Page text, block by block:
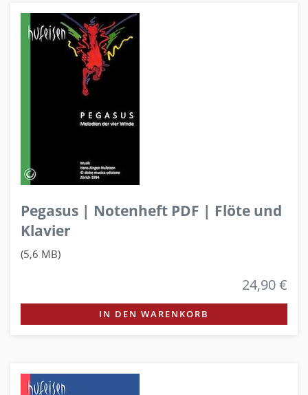
Pegasus | Notenheft PDF | Flöte und
Klavier
(5,6 MB)
24,90 €
IN DEN WARENKORB